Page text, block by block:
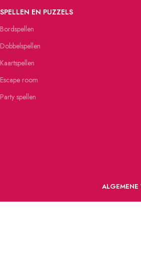
SPELLEN EN PUZZELS
Bordspellen
Dobbelspellen
Kaartspellen
Escape room
Party spellen
ALGEMENE